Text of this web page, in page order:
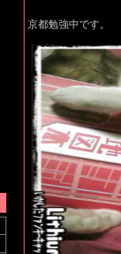
京都勉強中です。